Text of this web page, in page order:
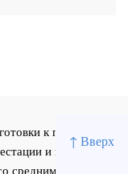
↑ Вверх
к первичной
и повышения
средним и высшим